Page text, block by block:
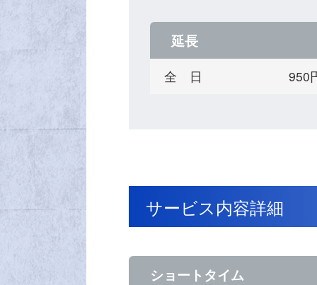
延長
全 日 950
サービス内容詳細
ショートタイム